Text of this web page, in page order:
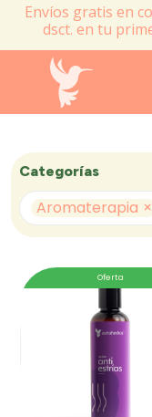
Envíos gratis en
dsct. en tu
Categorías
Aromaterapia ×
Oferta